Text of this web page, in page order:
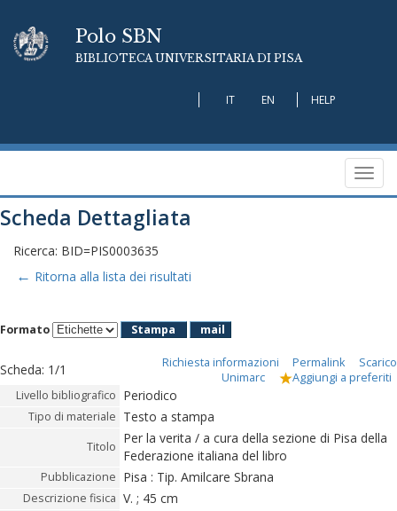
Polo SBN
BIBLIOTECA UNIVERSITARIA DI PISA
IT EN HELP
Scheda Dettagliata
Ricerca: BID=PIS0003635
← Ritorna alla lista dei risultati
Formato Stampa mail
Scheda: 1/1 Richiesta informazioni Permalink
Scarico
Unimarc
Aggiungi a preferiti
Livello bibliografico Periodico
Tipo di materiale Testo a stampa
Titolo
Per la verita / a cura della sezione di Pisa della
Federazione italiana del libro
Pubblicazione Pisa : Tip. Amilcare Sbrana
Descrizione fisica V. ; 45 cm